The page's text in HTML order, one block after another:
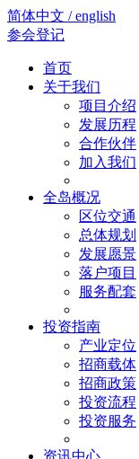
简体中文 / english
参会登记
首页
关于我们
项目介绍
发展历程
合作伙伴
加入我们
全岛概况
区位交通
总体规划
发展愿景
落户项目
服务配套
投资指南
产业定位
招商载体
招商政策
投资流程
投资服务
资讯中心